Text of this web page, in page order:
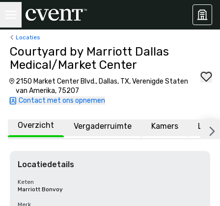
Locaties
Courtyard by Marriott Dallas
Medical/Market Center
2150 Market Center Blvd., Dallas, TX, Verenigde Staten
van Amerika, 75207
Contact met ons opnemen
Overzicht Vergaderruimte Kamers
Locatiedetails
Keten
Marriott Bonvoy
Merk